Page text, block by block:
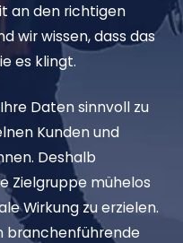
an den richtigen
wir wissen, dass das
es klingt.
Daten sinnvoll zu
Kunden und
Deshalb
Zielgruppe mühelos
Wirkung zu erzielen.
branchenführende